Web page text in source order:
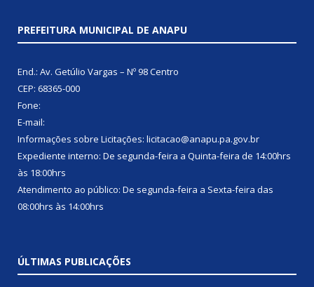
PREFEITURA MUNICIPAL DE ANAPU
End.: Av. Getúlio Vargas – Nº 98 Centro
CEP: 68365-000
Fone:
E-mail:
Informações sobre Licitações: licitacao@anapu.pa.gov.br
Expediente interno: De segunda-feira a Quinta-feira de 14:00hrs
às 18:00hrs
Atendimento ao público: De segunda-feira a Sexta-feira das
08:00hrs às 14:00hrs
ÚLTIMAS PUBLICAÇÕES